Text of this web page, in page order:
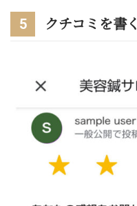
5 クチコミを書く